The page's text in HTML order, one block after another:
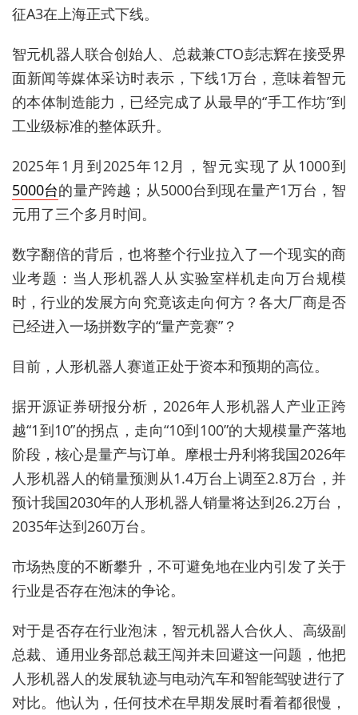
征A3在上海正式下线。
智元机器人联合创始人、总裁兼CTO彭志辉在接受界
面新闻等媒体采访时表示，下线1万台，意味着智元
的本体制造能力，已经完成了从最早的“手工作坊”到
工业级标准的整体跃升。
2025年1月到2025年12月，智元实现了从1000到
5000台的量产跨越；从5000台到现在量产1万台，智
元用了三个多月时间。
数字翻倍的背后，也将整个行业拉入了一个现实的商
业考题：当人形机器人从实验室样机走向万台规模
时，行业的发展方向究竟该走向何方？各大厂商是否
已经进入一场拼数字的“量产竞赛”？
目前，人形机器人赛道正处于资本和预期的高位。
据开源证券研报分析，2026年人形机器人产业正跨
越“1到10”的拐点，走向“10到100”的大规模量产落地
阶段，核心是量产与订单。摩根士丹利将我国2026年
人形机器人的销量预测从1.4万台上调至2.8万台，并
预计我国2030年的人形机器人销量将达到26.2万台，
2035年达到260万台。
市场热度的不断攀升，不可避免地在业内引发了关于
行业是否存在泡沫的争论。
对于是否存在行业泡沫，智元机器人合伙人、高级副
总裁、通用业务部总裁王闯并未回避这一问题，他把
人形机器人的发展轨迹与电动汽车和智能驾驶进行了
对比。他认为，任何技术在早期发展时看着都很慢，